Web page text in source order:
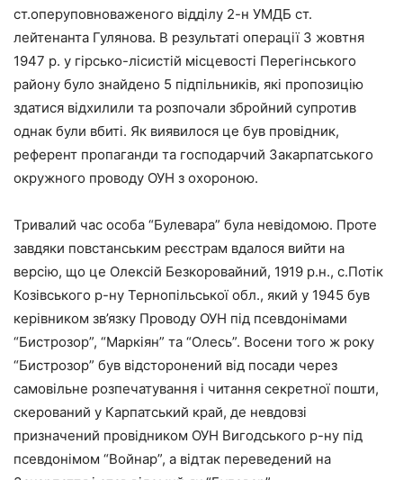
ст.оперуповноваженого відділу 2-н УМДБ ст.
лейтенанта Гулянова. В результаті операції 3 жовтня
1947 р. у гірсько-лісистій місцевості Перегінського
району було знайдено 5 підпільників, які пропозицію
здатися відхилили та розпочали збройний супротив
однак були вбиті. Як виявилося це був провідник,
референт пропаганди та господарчий Закарпатського
окружного проводу ОУН з охороною.
Тривалий час особа “Булевара” була невідомою. Проте
завдяки повстанським реєстрам вдалося вийти на
версію, що це Олексій Безкоровайний, 1919 р.н., с.Потік
Козівського р-ну Тернопільської обл., який у 1945 був
керівником зв’язку Проводу ОУН під псевдонімами
“Бистрозор”, “Маркіян” та “Олесь”. Восени того ж року
“Бистрозор” був відсторонений від посади через
самовільне розпечатування і читання секретної пошти,
скерований у Карпатський край, де невдовзі
призначений провідником ОУН Вигодського р-ну під
псевдонімом “Войнар”, а відтак переведений на